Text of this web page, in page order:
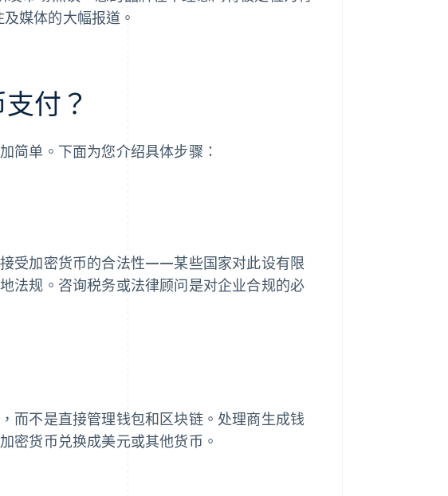
媒体的大幅报道。
付？
简单。下面为您介绍具体步骤：
受加密货币的合法性——某些国家对此设有限
法规。咨询税务或法律顾问是对企业合规的必
而不是直接管理钱包和区块链。处理商生成钱
密货币兑换成美元或其他货币。